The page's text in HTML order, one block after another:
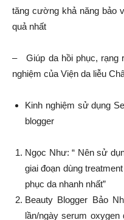
tăng cường khả năng bảo
quả nhất
– Giúp da hồi phục, rạng
nghiệm của Viện da liễu
Kinh nghiệm sử dụng
blogger
Ngọc Như: “ Nên sử
giai đoạn dùng
phục da nhanh nhất”
Beauty Blogger Bảo
lần/ngày serum